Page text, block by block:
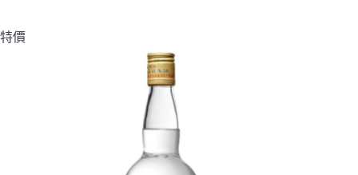
特價